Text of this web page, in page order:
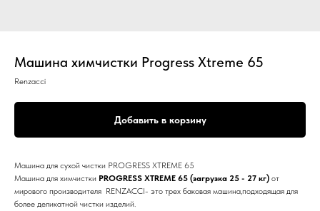
Машина химчистки Progress Xtreme 65
Renzacci
Добавить в корзину
Машина для сухой чистки PROGRESS XTREME 65
Машина для химчистки PROGRESS XTREME 65 (загрузка 25 - 27 кг) от
мирового производителя RENZACCI- это трех баковая машина,подходящая для
более деликатной чистки изделий.